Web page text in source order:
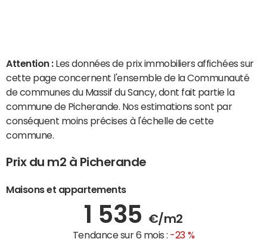
Attention : Les données de prix immobiliers affichées sur
cette page concernent l'ensemble de la Communauté
de communes du Massif du Sancy, dont fait partie la
commune de Picherande. Nos estimations sont par
conséquent moins précises à l'échelle de cette
commune.
Prix du m2 à Picherande
Maisons et appartements
1 535 €/m2
Tendance sur 6 mois : -23 %